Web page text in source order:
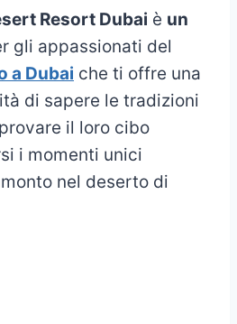
Resort Dubai è un
gli appassionati del
a Dubai che ti offre una
di sapere le tradizioni
il loro cibo
i momenti unici
nel deserto di